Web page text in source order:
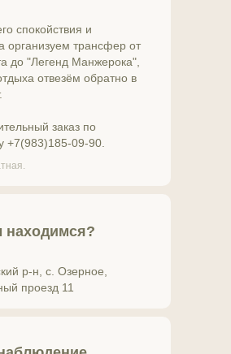
находимся?
р-н, с. Озерное,
проезд 11
спокойствия и
организуем трансфер от
до "Легенд Манжерока",
отвезём обратно в
заказ по
+7(983)185-09-90.